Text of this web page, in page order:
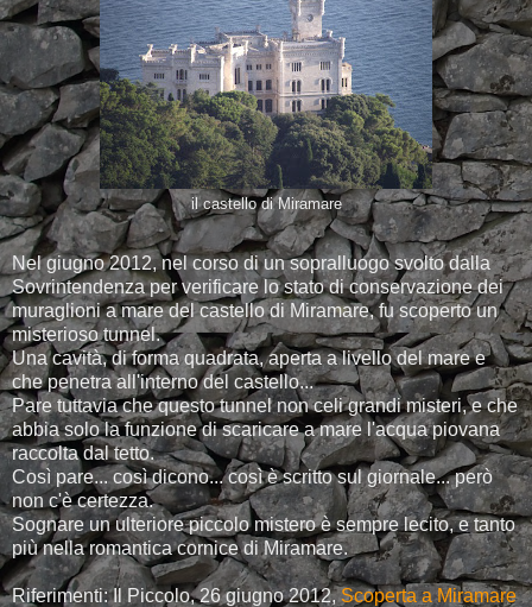
il castello di Miramare
Nel giugno 2012, nel corso di un sopralluogo svolto dalla
Sovrintendenza per verificare lo stato di conservazione dei
muraglioni a mare del castello di Miramare, fu scoperto un
misterioso tunnel.
Una cavità, di forma quadrata, aperta a livello del mare e
che penetra all'interno del castello...
Pare tuttavia che questo tunnel non celi grandi misteri, e che
abbia solo la funzione di scaricare a mare l'acqua piovana
raccolta dal tetto.
Così pare... così dicono... così è scritto sul giornale... però
non c'è certezza.
Sognare un ulteriore piccolo mistero è sempre lecito, e tanto
più nella romantica cornice di Miramare.
Riferimenti: Il Piccolo, 26 giugno 2012,Scoperta a Miramare